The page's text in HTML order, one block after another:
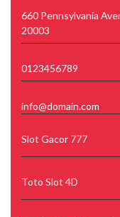
660 Pennsylvania
20003
0123456789
info@domain.com
Slot Gacor 777
Toto Slot 4D